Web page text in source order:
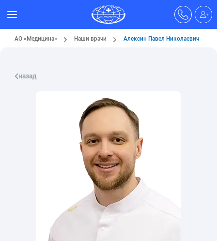
АО «Медицина» Наши врачи Алексин Павел Николаевич
назад